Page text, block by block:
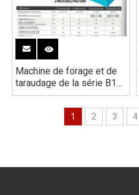
Machine de forage et de
taraudage de la série B1
ZS4116B1
1 2 3 4